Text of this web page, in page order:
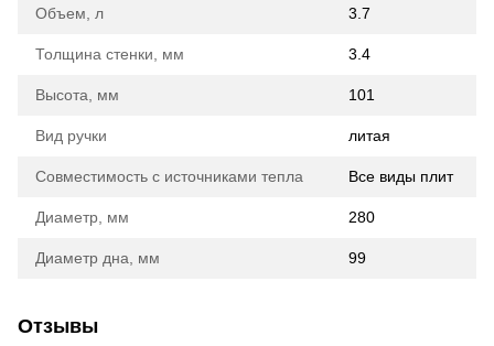
Объем, л 3.7
Толщина стенки, мм 3.4
Высота, мм 101
Вид ручки литая
Совместимость с источниками тепла Все виды плит
Диаметр, мм 280
Диаметр дна, мм 99
Отзывы